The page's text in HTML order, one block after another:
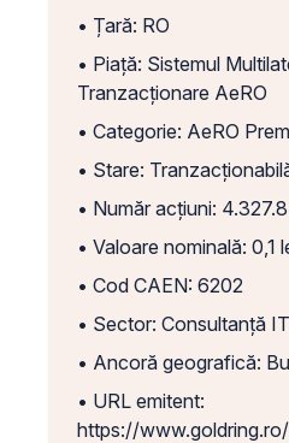
• Țară: RO
• Piață: Sistemul
Tranzacționare AeRO
• Categorie: AeRO
• Stare:
• Număr acțiuni:
• Valoare nominală: 0,1
• Cod CAEN: 6202
• Sector: Consultanță IT
• Ancoră geografică:
• URL emitent:
https://